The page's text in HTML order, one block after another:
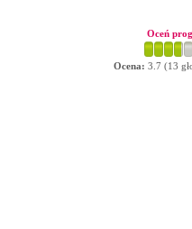
Oceń
Ocena: 3.7 (13